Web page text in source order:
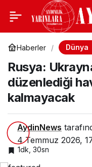
Haberler Dünya
Rusya:
düzenlediği
kalmayacak
AydinNews
4 Temmuz 2026,
1dk, 30sn
Rusya: Ukrayna'nın
topraklarına
hava saldırıları
kalmayacak